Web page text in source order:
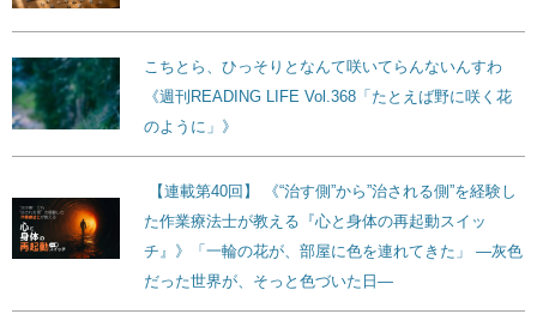
こちとら、ひっそりとなんて咲いてらんないんすわ
《週刊READING LIFE Vol.368「たとえば野に咲く花
のように」》
【連載第40回】 《“治す側”から”治される側”を経験し
た作業療法士が教える『心と身体の再起動スイッ
チ』》「一輪の花が、部屋に色を連れてきた」 ―灰色
だった世界が、そっと色づいた日―